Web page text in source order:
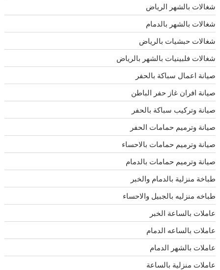
شغالات بالشهر الرياض
شغالات بالشهر بالدمام
شغالات حبشيات بالرياض
شغالات فلبينيات بالشهر بالرياض
صيانة اعمال سباكة بالحفر
صيانة افران غاز حفر الباطن
صيانة وتركيب سباكة بالحفر
صيانة وترميم حمامات الحفر
صيانة وترميم حمامات بالاحساء
صيانة وترميم حمامات بالدمام
طباخة منزلية بالدمام والخبر
طباخه منزليه بالجبيل والاحساء
عاملات بالساعة الخبر
عاملات بالساعه الدمام
عاملات بالشهر الدمام
عاملات منزلية بالساعة